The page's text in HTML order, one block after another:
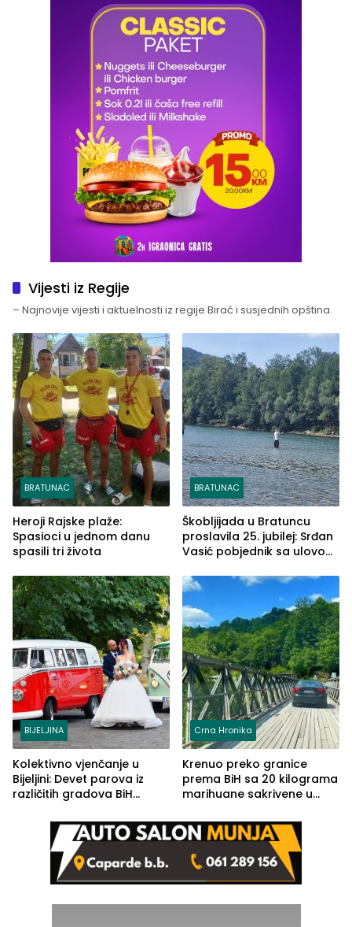
Vijesti iz Regije
– Najnovije vijesti i aktuelnosti iz regije Birač i susjednih opština.
BRATUNAC
Heroji Rajske plaže:
Spasioci u jednom danu
spasili tri života
BRATUNAC
Škobljijada u Bratuncu
proslavila 25. jubilej: Srđan
Vasić pobjednik sa ulovom
BIJELJINA
Kolektivno vjenčanje u
Bijeljini: Devet parova iz
različitih gradova BiH
Crna Hronika
Krenuo preko granice
prema BiH sa 20 kilograma
marihuane sakrivene u